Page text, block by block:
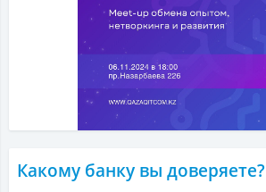
Какому банку вы доверяете?